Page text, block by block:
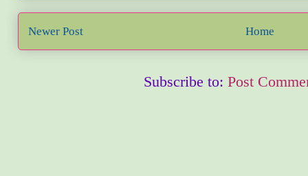
Newer Post Home
Subscribe to: Post